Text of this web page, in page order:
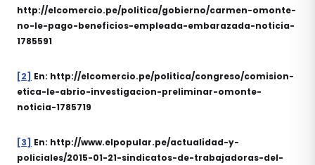
http://elcomercio.pe/politica/gobierno/carmen-omonte-
no-le-pago-beneficios-empleada-embarazada-noticia-
1785591
[2] En: http://elcomercio.pe/politica/congreso/comision-
etica-le-abrio-investigacion-preliminar-omonte-
noticia-1785719
[3] En: http://www.elpopular.pe/actualidad-y-
policiales/2015-01-21-sindicatos-de-trabajadoras-del-